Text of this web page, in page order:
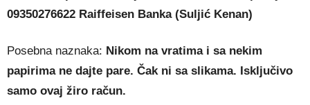
09350276622 Raiffeisen Banka (Suljić Kenan)
Posebna naznaka: Nikom na vratima i sa nekim
papirima ne dajte pare. Čak ni sa slikama. Isključivo
samo ovaj žiro račun.